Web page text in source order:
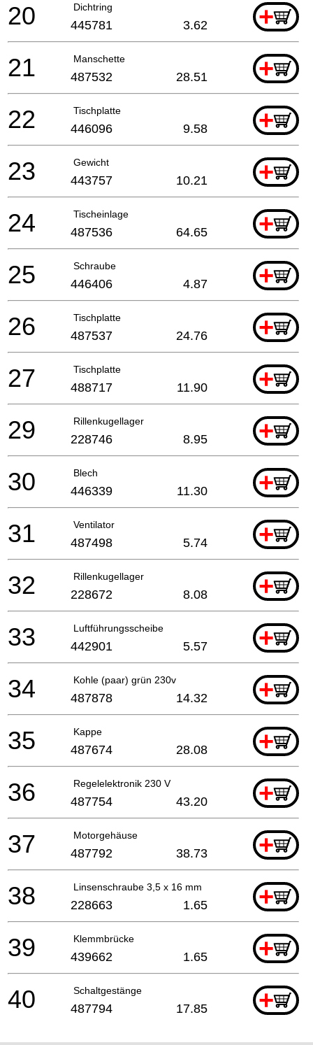
Dichtring +
20 445781 3.62
Manschette +
21 487532 28.51
Tischplatte +
22 446096 9.58
Gewicht +
23 443757 10.21
Tischeinlage +
24 487536 64.65
Schraube +
25 446406 4.87
Tischplatte +
26 487537 24.76
Tischplatte +
27 488717 11.90
Rillenkugellager +
29 228746 8.95
Blech +
30 446339 11.30
Ventilator +
31 487498 5.74
Rillenkugellager +
32 228672 8.08
Luftführungsscheibe +
33 442901 5.57
Kohle (paar) grün 230v +
34 487878 14.32
Kappe +
35 487674 28.08
Regelelektronik 230 V +
36 487754 43.20
Motorgehäuse +
37 487792 38.73
Linsenschraube 3,5 x 16 mm +
38 228663 1.65
Klemmbrücke +
39 439662 1.65
Schaltgestänge +
40 487794 17.85